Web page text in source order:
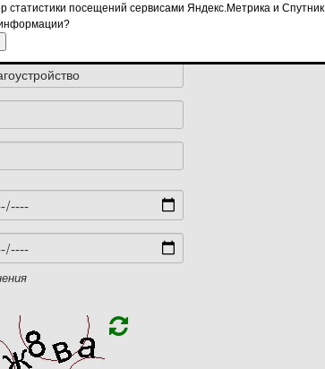
культура и спорт
статистики посещений сервисами Яндекс.Метрика и Спутник.